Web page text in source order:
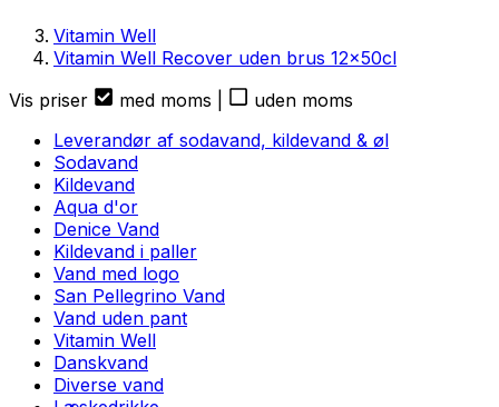
Vitamin Well
Vitamin Well Recover uden brus 12x50cl
Vis priser
med moms
uden moms
Leverandør af sodavand, kildevand & øl
Sodavand
Kildevand
Aqua d'or
Denice Vand
Kildevand i paller
Vand med logo
San Pellegrino Vand
Vand uden pant
Vitamin Well
Danskvand
Diverse vand